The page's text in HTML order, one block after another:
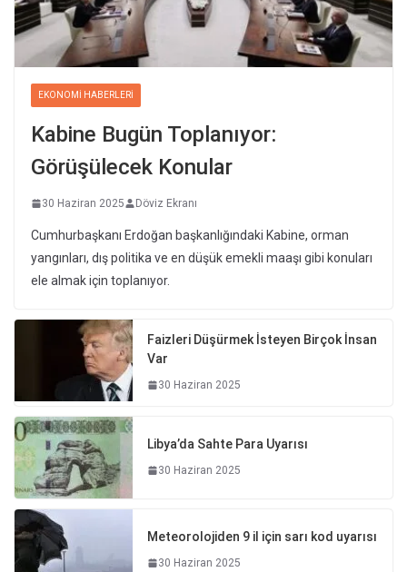
EKONOMI HABERLERI
Kabine Bugün Toplanıyor:
Görüşülecek Konular
30 Haziran 2025 Döviz Ekranı
Cumhurbaşkanı Erdoğan başkanlığındaki Kabine, orman
yangınları, dış politika ve en düşük emekli maaşı gibi konuları
ele almak için toplanıyor.
Faizleri Düşürmek İsteyen Birçok İnsan
Var
30 Haziran 2025
Libya’da Sahte Para Uyarısı
30 Haziran 2025
Meteorolojiden 9 il için sarı kod uyarısı
30 Haziran 2025